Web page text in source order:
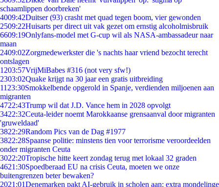
schaamlippen doorbreken'
4009:42Duitser (93) crasht met quad tegen boom, vier gewonden
2509:22Huisarts per direct uit vak gezet om ernstig alcoholmisbruik
6609:19Onlyfans-model met G-cup wil als NASA-ambassadeur naar
maan
2409:02Zorgmedewerkster die 's nachts haar vriend bezocht terecht
ontslagen
1203:57VrijMiBabes #316 (not very sfw!)
2303:02Quake krijgt na 30 jaar een gratis uitbreiding
11 23:30Smokkelbende opgerold in Spanje, verdienden miljoenen aan
migranten
4722:43Trump wil dat J.D. Vance hem in 2028 opvolgt
3422:32Ceuta-leider noemt Marokkaanse grensaanval door migranten
'gruweldaad'
3822:29Random Pics van de Dag #1977
3822:28Spaanse politie: minstens tien voor terrorisme veroordeelden
onder migranten Ceuta
3022:20Tropische hitte keert zondag terug met lokaal 32 graden
4621:30Spoedberaad EU na crisis Ceuta, moeten we onze
buitengrenzen beter bewaken?
2021:01Denemarken pakt AI-gebruik in scholen aan: extra mondelinge